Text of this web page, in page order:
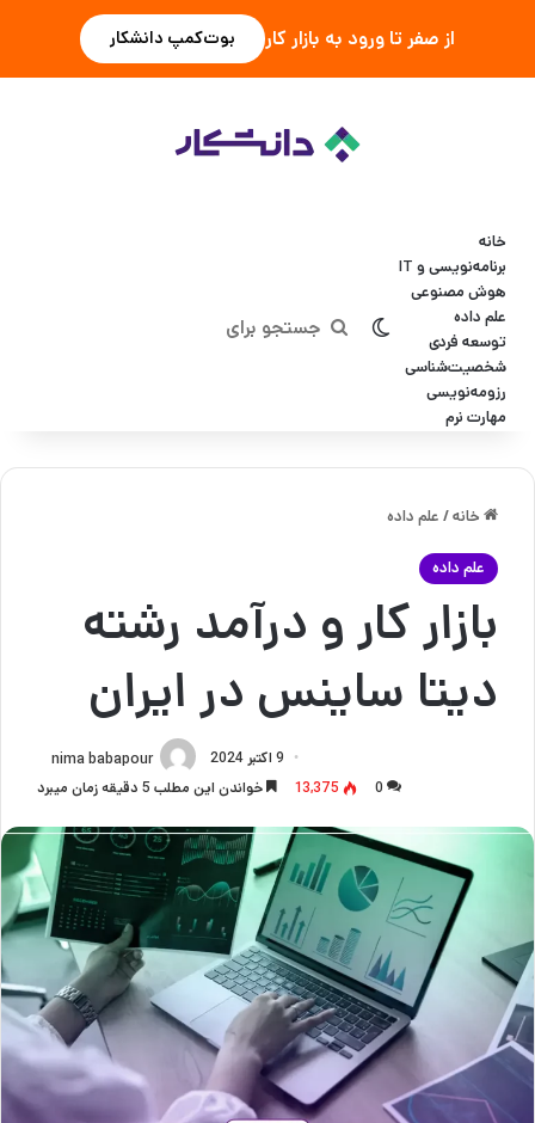
از صفر تا ورود به بازار کار بوت‌کمپ دانشکار
خانه
برنامه‌نویسی و IT
هوش مصنوعی
علم داده
توسعه فردی
شخصیت‌شناسی
رزومه‌نویسی
مهارت نرم
تغییر پوسته
جستجو
خانه/ علم داده
علم داده
بازار کار و درآمد رشته
دیتا ساینس در ایران
nima babapour
9 اکتبر 2024
0
13,375 خواندن این مطلب 5 دقیقه زمان میبرد